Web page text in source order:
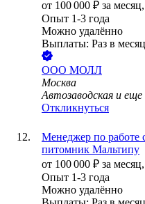
от 100 000 ₽ за месяц,
Опыт 1-3 года
Можно удалённо
Выплаты: Раз в месяц
ООО МОЛЛ
Москва
Автозаводская и еще
Откликнуться
Менеджер по работе
питомник Мальтипу
от 100 000 ₽ за месяц,
Опыт 1-3 года
Можно удалённо